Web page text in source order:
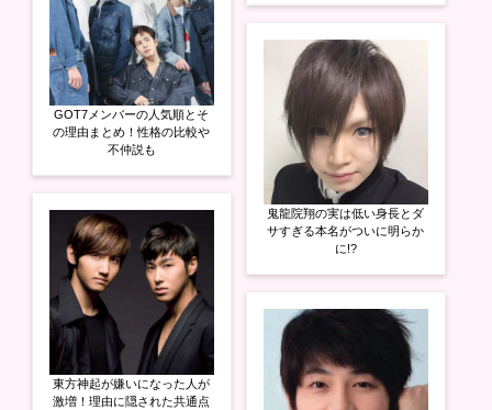
GOT7メンバーの人気順とそ
の理由まとめ！性格の比較や
不仲説も
東方神起が嫌いになった人が
激増！理由に隠された共通点
鬼龍院翔の実は低い身長とダ
サすぎる本名がついに明らか
に!?